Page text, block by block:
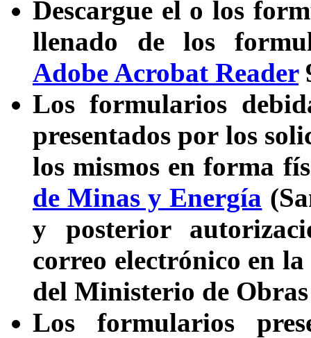
Descargue el o los
llenado de los
Adobe Acrobat Reader
Los formularios
presentados por los
los mismos en forma
de Minas y Energía
y posterior
correo electrónico en
del Ministerio de
Los formularios